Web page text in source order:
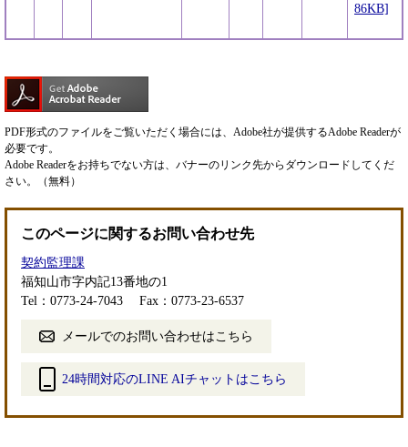
86KB]
PDF形式のファイルをご覧いただく場合には、Adobe社が提供するAdobe Readerが
必要です。
Adobe Readerをお持ちでない方は、バナーのリンク先からダウンロードしてくだ
さい。（無料）
このページに関するお問い合わせ先
契約監理課
福知山市字内記13番地の1
Tel：0773-24-7043
Fax：0773-23-6537
メールでのお問い合わせはこちら
24時間対応のLINE AIチャットはこちら